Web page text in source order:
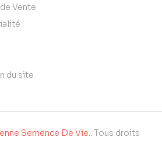
Vente
du site
Semence De Vie.. Tous droits